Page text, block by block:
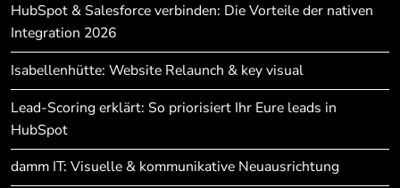
HubSpot & Salesforce verbinden: Die Vorteile der nativen
Integration 2026
Isabellenhütte: Website Relaunch & key visual
Lead-Scoring erklärt: So priorisiert Ihr Eure leads in
HubSpot
damm IT: Visuelle & kommunikative Neuausrichtung